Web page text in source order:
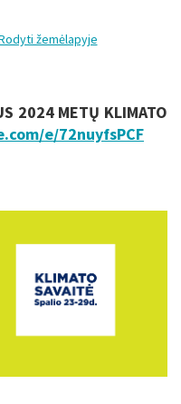
žemėlapyje
2024 METŲ KLIMATO
e/72nuyfsPCF